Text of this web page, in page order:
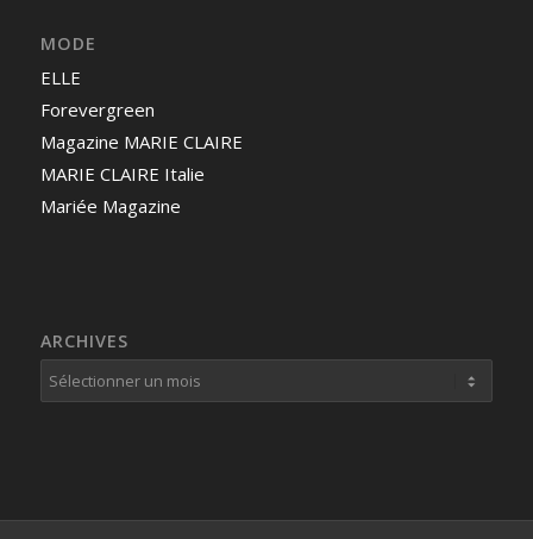
MODE
ELLE
Forevergreen
Magazine MARIE CLAIRE
MARIE CLAIRE Italie
Mariée Magazine
ARCHIVES